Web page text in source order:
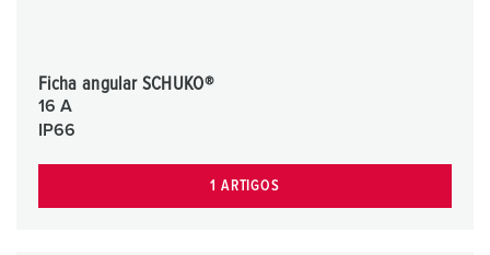
Ficha angular SCHUKO®
16 A
IP66
1 ARTIGOS